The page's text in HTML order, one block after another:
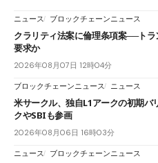
ニュース ブロックチェーンニュース
クラリティ法案に倫理条項案──トラ
要求か
2026年08月07日 12時04分
ブロックチェーンニュース ニュース
米サークル、独自L1アークの初期
クやSBIも参画
2026年08月06日 16時03分
ニュース ブロックチェーンニュース